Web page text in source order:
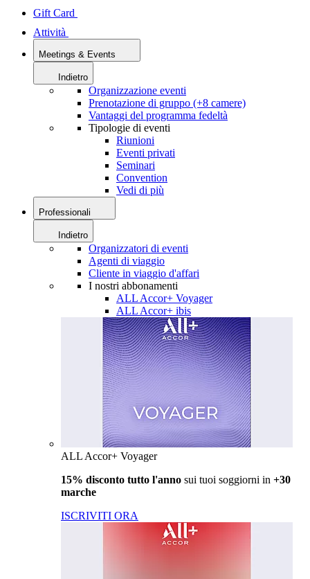
Gift Card
Attività
Meetings & Events
Indietro
Organizzazione eventi
Prenotazione di gruppo (+8 camere)
Vantaggi del programma fedeltà
Tipologie di eventi
Riunioni
Eventi privati
Seminari
Convention
Vedi di più
Professionali
Indietro
Organizzatori di eventi
Agenti di viaggio
Cliente in viaggio d'affari
I nostri abbonamenti
ALL Accor+ Voyager
ALL Accor+ ibis
ALL Accor+ Voyager
15% disconto tutto l'anno sui tuoi soggiorni in +30
marche
ISCRIVITI ORA